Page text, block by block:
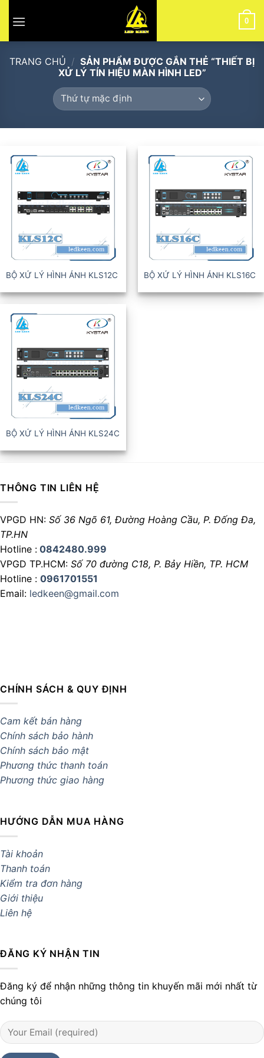
0
TRANG CHỦ / SẢN PHẨM ĐƯỢC GẮN THẺ “THIẾT BỊ
XỬ LÝ TÍN HIỆU MÀN HÌNH LED”
BỘ XỬ LÝ HÌNH ẢNH KLS12C BỘ XỬ LÝ HÌNH ẢNH KLS16C
BỘ XỬ LÝ HÌNH ẢNH KLS24C
THÔNG TIN LIÊN HỆ
VPGD HN: Số 36 Ngõ 61, Đường Hoàng Cầu, P. Đống Đa,
TP.HN
Hotline : 0842480.999
VPGD TP.HCM: Số 70 đường C18, P. Bảy Hiền, TP. HCM
Hotline : 0961701551
Email: ledkeen@gmail.com
CHÍNH SÁCH & QUY ĐỊNH
Cam kết bán hàng
Chính sách bảo hành
Chính sách bảo mật
Phương thức thanh toán
Phương thức giao hàng
HƯỚNG DẪN MUA HÀNG
Tài khoản
Thanh toán
Kiểm tra đơn hàng
Giới thiệu
Liên hệ
ĐĂNG KÝ NHẬN TIN
Đăng ký để nhận những thông tin khuyến mãi mới nhất từ
chúng tôi